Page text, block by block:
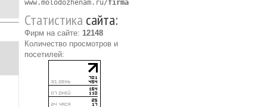
www.molodozhenam.ru/firma
Статистика сайта:
Фирм на сайте: 12148
Количество просмотров и
посетилей: